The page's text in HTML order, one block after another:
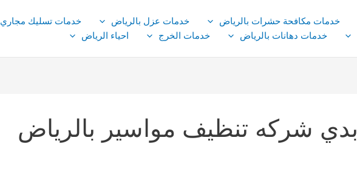
خدمات مكافحة حشرات بالرياض خدمات عزل بالرياض خدمات تسليك مجاري
خدمات دهانات بالرياض خدمات الخرج احياء الرياض
بدي شركه تنظيف مواسير بالرياض